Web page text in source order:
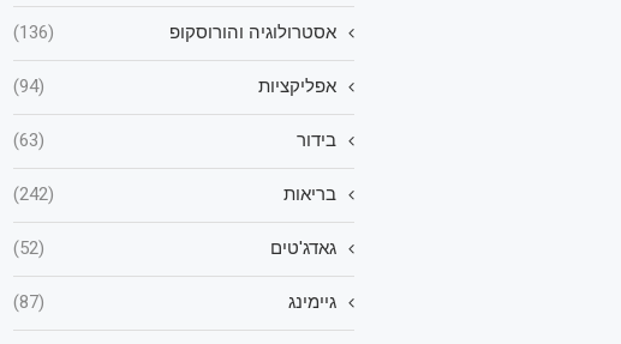
אסטרולוגיה והורוסקופ (136)
אפליקציות (94)
בידור (63)
בריאות (242)
גאדג'טים (52)
גיימינג (87)